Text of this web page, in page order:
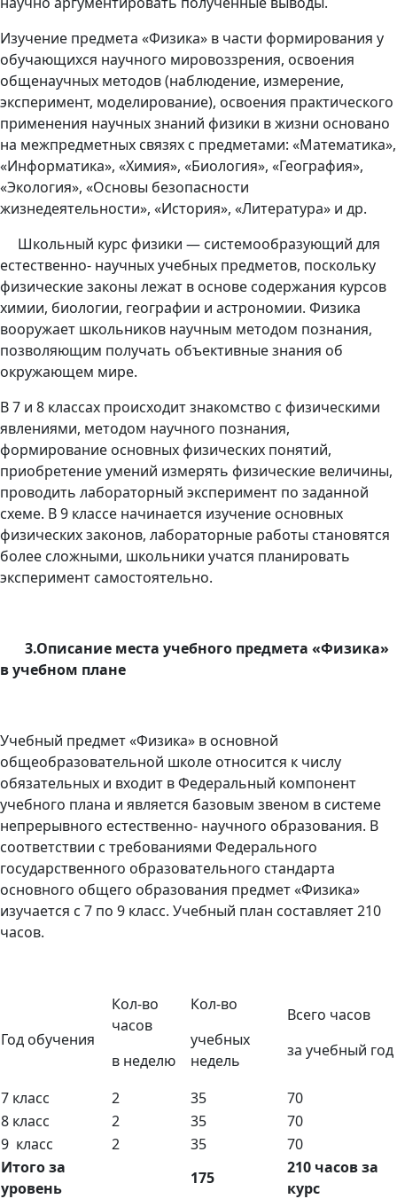
Изучение предмета «Физика» в части формирования у
обучающихся научного мировоззрения, освоения
общенаучных методов (наблюдение, измерение,
эксперимент, моделирование), освоения практического
применения научных знаний физики в жизни основано
на межпредметных связях с предметами: «Математика»,
«Информатика», «Химия», «Биология», «География»,
«Экология», «Основы безопасности
жизнедеятельности», «История», «Литература» и др.
Школьный курс физики — системообразующий для
естественно- научных учебных предметов, поскольку
физические законы лежат в основе содержания курсов
химии, биологии, географии и астрономии. Физика
вооружает школьников научным методом познания,
позволяющим получать объективные знания об
окружающем мире.
В 7 и 8 классах происходит знакомство с физическими
явлениями, методом научного познания,
формирование основных физических понятий,
приобретение умений измерять физические величины,
проводить лабораторный эксперимент по заданной
схеме. В 9 классе начинается изучение основных
физических законов, лабораторные работы становятся
более сложными, школьники учатся планировать
эксперимент самостоятельно.
3.Описание места учебного предмета «Физика»
в учебном плане
Учебный предмет «Физика» в основной
общеобразовательной школе относится к числу
обязательных и входит в Федеральный компонент
учебного плана и является базовым звеном в системе
непрерывного естественно- научного образования. В
соответствии с требованиями Федерального
государственного образовательного стандарта
основного общего образования предмет «Физика»
изучается с 7 по 9 класс. Учебный план составляет 210
часов.
Год обучения
Кол-во
часов
в неделю
Кол-во
учебных
недель
Всего часов
за учебный год
7 класс 2 35
70
8 класс
2 35
70
9 класс
2 35
70
Итого за
уровень
175
210 часов за
курс